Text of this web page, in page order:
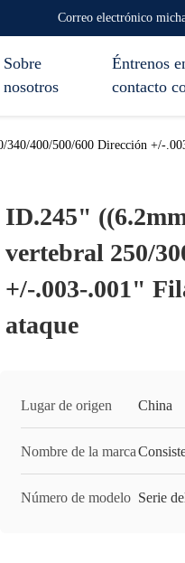
Correo electrónico
Sobre
nosotros
Éntrenos
contacto
400/500/600 Dirección +/-
ID.245"
vertebral 250/
+/-.003-.001"
ataque
Lugar de origen China
Nombre de la marca
Número de modelo Serie